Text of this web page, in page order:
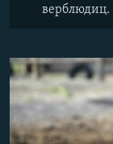
верблюдиц.